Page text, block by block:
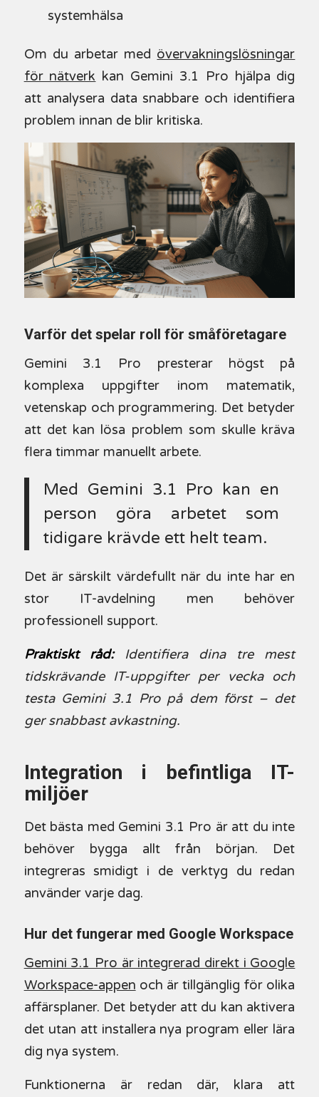
systemhälsa
Om du arbetar med övervakningslösningar
för nätverk kan Gemini 3.1 Pro hjälpa dig
att analysera data snabbare och identifiera
problem innan de blir kritiska.
Varför det spelar roll för småföretagare
Gemini 3.1 Pro presterar högst på
komplexa uppgifter inom matematik,
vetenskap och programmering. Det betyder
att det kan lösa problem som skulle kräva
flera timmar manuellt arbete.
Med Gemini 3.1 Pro kan en
person göra arbetet som
tidigare krävde ett helt team.
Det är särskilt värdefullt när du inte har en
stor IT-avdelning men behöver
professionell support.
Praktiskt råd:
Identifiera dina tre mest
tidskrävande IT-uppgifter per vecka och
testa Gemini 3.1 Pro på dem först – det
ger snabbast avkastning.
Integration i befintliga IT-
miljöer
Det bästa med Gemini 3.1 Pro är att du inte
behöver bygga allt från början. Det
integreras smidigt i de verktyg du redan
använder varje dag.
Hur det fungerar med Google Workspace
Gemini 3.1 Pro är integrerad direkt i Google
Workspace-appen och är tillgänglig för olika
affärsplaner. Det betyder att du kan aktivera
det utan att installera nya program eller lära
dig nya system.
Funktionerna är redan där, klara att